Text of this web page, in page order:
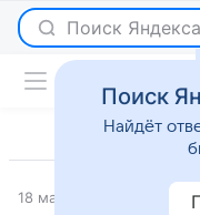
Поиск Яндекса
18 марта 2025
Поиск
Найдёт